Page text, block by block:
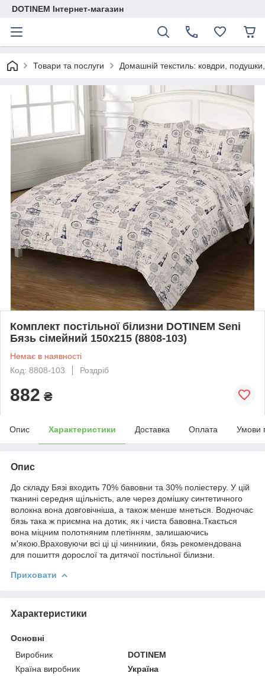
DOTINEM Інтернет-магазин
Товари та послуги Домашній текстиль: ковдри,
Комплект постільної білизни DOTINEM Seni
Бязь сімейний 150х215 (8808-103)
Немає в наявності
Код: 8808-103
Роздріб
882 ₴
Опис Характеристики Доставка Оплата Умови
Опис
До складу Бязі входить 70% бавовни та 30% поліестеру. У цій
тканині середня щільність, але через домішку синтетичного
волокна вона довговічніша, а також менше мнеться. Водночас
бязь така ж приємна на дотик, як і чиста бавовна.Ткається
вона міцним полотняним плетінням, залишаючись
м'якою.Враховуючи всі ці ці чинникии, бязь рекомендована
для пошиття дорослої та дитячої постільної білизни.
Приховати
Характеристики
Основні
Виробник
DOTINEM
Країна виробник
Україна